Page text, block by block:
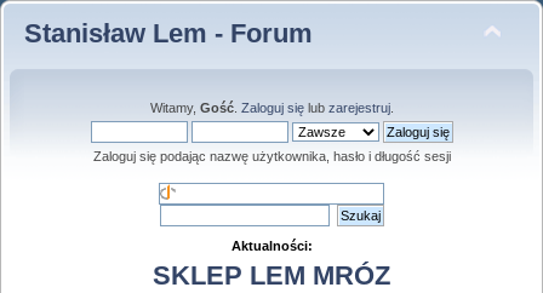
Stanisław Lem - Forum
Witamy, Gość. Zaloguj sięlub zarejestruj.
Zaloguj się podając nazwę użytkownika, hasło i długość sesji
Aktualności:
SKLEP LEM MRÓZ